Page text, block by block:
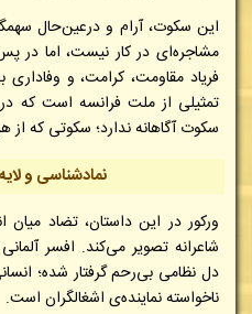
این سکوت، آرام و درعین‌حال
مشاجره‌ای در کار نیست، اما در
فریاد مقاومت، کرامت، و
تمثیلی از ملت فرانسه است که در
سکوت آگاهانه ندارد؛ سکوتی که
نمادشناسی و
ورکور در این داستان، تضاد میان
شاعرانه تصویر می‌کند. افسر
دل نظامی بی‌رحم گرفتار شده؛
ناخواسته نماینده‌ی اشغالگران است.